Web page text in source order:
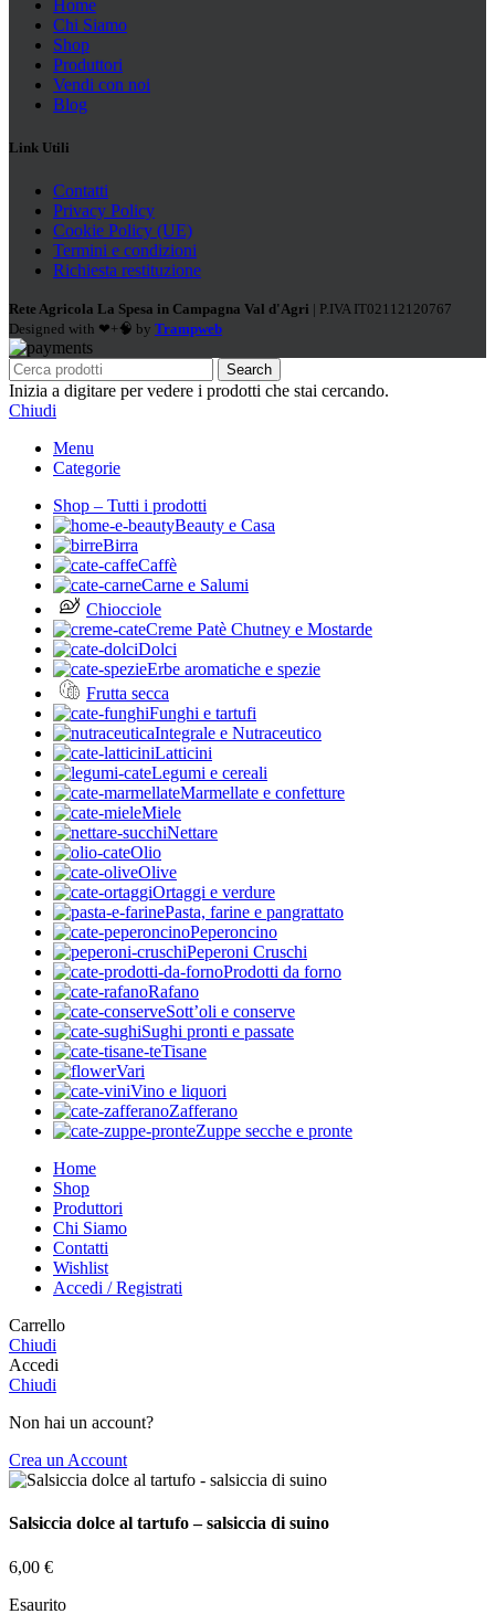
Home
Chi Siamo
Shop
Produttori
Vendi con noi
Blog
Link Utili
Contatti
Privacy Policy
Cookie Policy (UE)
Termini e condizioni
Richiesta restituzione
Rete Agricola La Spesa in Campagna Val d'Agri | P.IVA IT02112120767
Designed with ❤+🧠 by Trampweb
Search
Inizia a digitare per vedere i prodotti che stai cercando.
Chiudi
Menu
Categorie
Shop – Tutti i prodotti
Beauty e Casa
Birra
Caffè
Carne e Salumi
Chiocciole
Creme Patè Chutney e Mostarde
Dolci
Erbe aromatiche e spezie
Frutta secca
Funghi e tartufi
Integrale e Nutraceutico
Latticini
Legumi e cereali
Marmellate e confetture
Miele
Nettare
Olio
Olive
Ortaggi e verdure
Pasta, farine e pangrattato
Peperoncino
Peperoni Cruschi
Prodotti da forno
Rafano
Sott’oli e conserve
Sughi pronti e passate
Tisane
Vari
Vino e liquori
Zafferano
Zuppe secche e pronte
Home
Shop
Produttori
Chi Siamo
Contatti
Wishlist
Accedi / Registrati
Carrello
Chiudi
Accedi
Chiudi
Non hai un account?
Crea un Account
Salsiccia dolce al tartufo – salsiccia di suino
6,00 €
Esaurito